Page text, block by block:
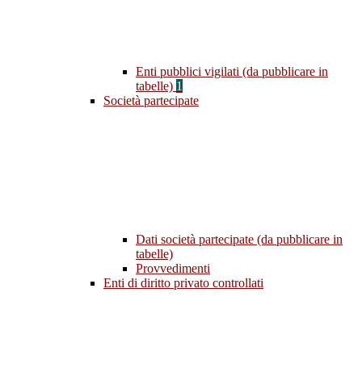
Enti pubblici vigilati (da pubblicare in
tabelle) 1
Società partecipate
Dati società partecipate (da pubblicare in
tabelle)
Provvedimenti
Enti di diritto privato controllati